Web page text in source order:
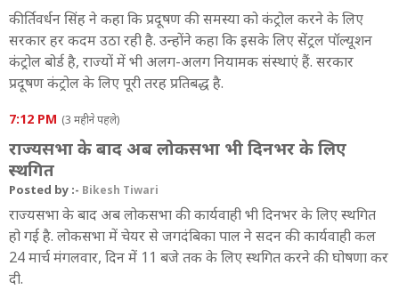
12:19 PM
Lok Sabha Live: कॉर्पोरेट लॉज (अमेंडमेंट) बिल लोकसभा में पेश
12:14 PM
Lok Sabha Live: लोकसभा में दो बजे बोलेंगे पीएम मोदी
11:48 AM
एडवोकेट चंद्रशेखर की डिमांड- मानव और एनिमल कॉन्फ्लिक्ट पर
मुआवजा समान हो
11:47 AM
Lok Sabha Live: हेमा मालिन ने पूछा प्रदूषण पर सवाल
11:46 AM
Budget Session Live: बंद हो वीआईपी कल्चर- जया बच्चन
कीर्तिवर्धन सिंह ने कहा कि प्रदूषण की समस्या को कंट्रोल करने के लिए
सरकार हर कदम उठा रही है. उन्होंने कहा कि इसके लिए सेंट्रल पॉल्यूशन
कंट्रोल बोर्ड है, राज्यों में भी अलग-अलग नियामक संस्थाएं हैं. सरकार
प्रदूषण कंट्रोल के लिए पूरी तरह प्रतिबद्ध है.
7:12 PM (3 महीने पहले)
राज्यसभा के बाद अब लोकसभा भी दिनभर के लिए
स्थगित
Posted by :- Bikesh Tiwari
राज्यसभा के बाद अब लोकसभा की कार्यवाही भी दिनभर के लिए स्थगित
हो गई है. लोकसभा में चेयर से जगदंबिका पाल ने सदन की कार्यवाही कल
24 मार्च मंगलवार, दिन में 11 बजे तक के लिए स्थगित करने की घोषणा कर
दी.